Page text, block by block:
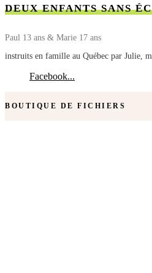
DEUX ENFANTS SANS
Paul 13 ans & Marie 17 ans
instruits en famille au Québec par Julie,
Facebook...
BOUTIQUE DE FICHIERS